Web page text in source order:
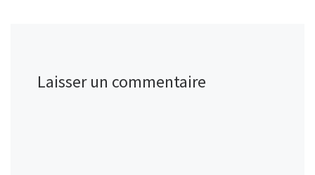
Laisser un commentaire